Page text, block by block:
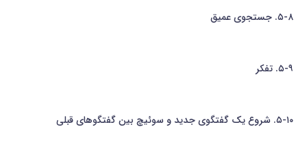
۵-۸. جستجوی عمیق
۵-۹. تفکر
۵-۱۰. شروع یک گفتگوی جدید و سوئیچ بین گفتگوهای قبلی